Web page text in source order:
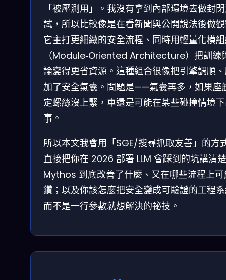
「被壓測用」。我沒有拿到內部環境去做封
試，所以比較像是在看新聞與公開說法後做
它主打更細緻的安全流程、同時用輕量化模
（Module‑Oriented Architecture）把訓練
論變得更省資源。這種組合很像把引擎調順
加了安全氣囊。問題是——氣囊再多，如果座
定螺絲沒上緊，車還是可能在某些碰撞情境
事。
所以本文我會用「SGE/搜尋抓取友善」的方
直接把你在 2026 部署 LLM 會踩到的坑講清
Mythos 到底改善了什麼、又在哪些流程上
鑽；以及你該怎麼把安全變成可驗證的工程
而不是一行參數就想解決的祕技。